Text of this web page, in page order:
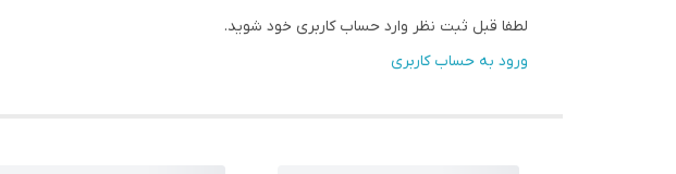
لطفا قبل ثبت نظر وارد حساب کاربری خود شوید.
ورود به حساب کاربری